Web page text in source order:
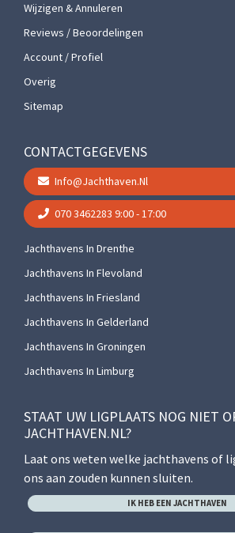
Wijzigen & Annuleren
Reviews / Beoordelingen
Account / Profiel
Overig
Sitemap
CONTACTGEGEVENS
Info@jachthaven.nl
070 3462283 9:00 - 17:00
Jachthavens In Drenthe
Jachthavens In Flevoland
Jachthavens In Friesland
Jachthavens In Gelderland
Jachthavens In Groningen
Jachthavens In Limburg
STAAT UW LIGPLAATS NOG NIET
JACHTHAVEN.NL?
Laat ons weten welke jachthavens of
ons aan zouden kunnen sluiten.
IK HEB EEN JACHTHAVEN